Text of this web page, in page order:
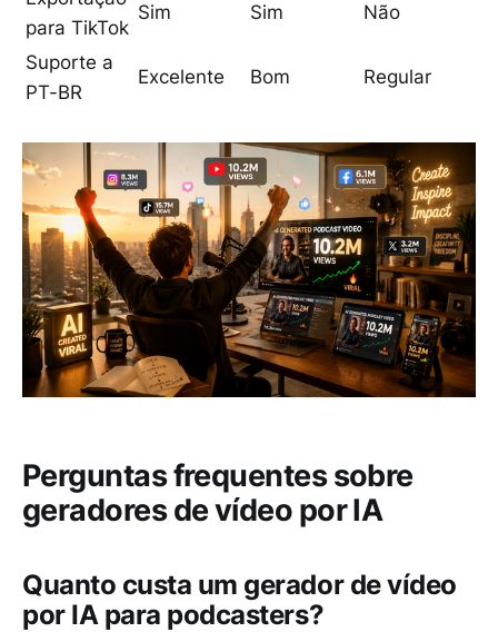
para TikTok
Sim Sim Não
Suporte a
PT-BR
Excelente Bom Regular
Perguntas frequentes sobre
geradores de vídeo por IA
Quanto custa um gerador de vídeo
por IA para podcasters?